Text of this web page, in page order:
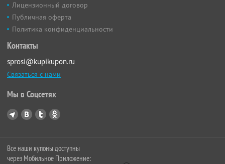
Лицензионный договор
Публичная оферта
Политика конфиденциальности
Контакты
sprosi@kupikupon.ru
Связаться с нами
Мы в Соцсетях
Все наши купоны доступны
через Мобильное Приложение: